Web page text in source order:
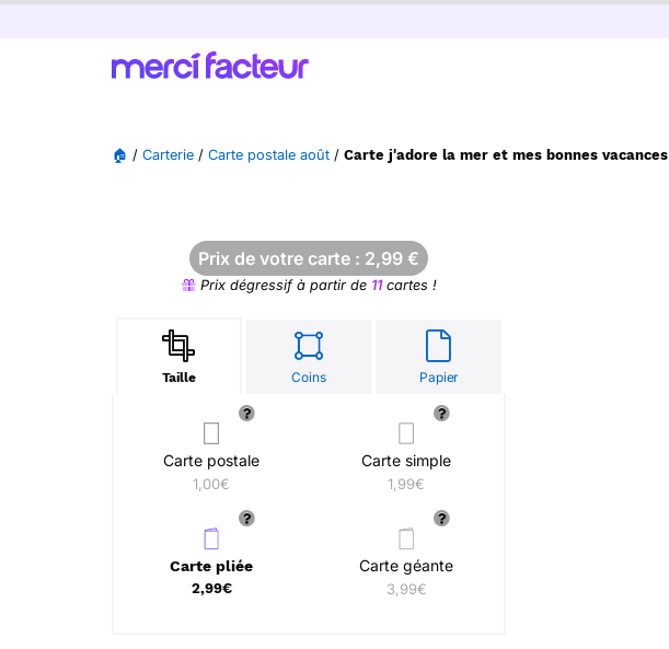
🏠 / Carterie / Carte postale août / Carte j'adore la mer et mes bonnes vacances
Prix de votre carte : 2,99 €
Prix dégressif à partir de 11cartes !
Taille Coins Papier
Carte postale
1,00€
Carte simple
1,99€
Carte pliée
2,99€
Carte géante
3,99€